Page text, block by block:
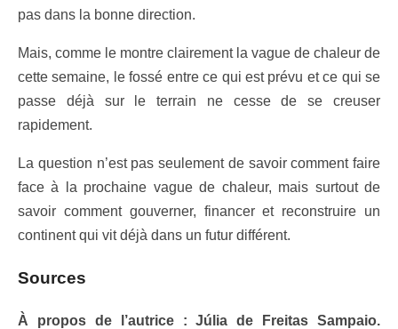
pas dans la bonne direction.
Mais, comme le montre clairement la vague de chaleur de
cette semaine, le fossé entre ce qui est prévu et ce qui se
passe déjà sur le terrain ne cesse de se creuser
rapidement.
La question n’est pas seulement de savoir comment faire
face à la prochaine vague de chaleur, mais surtout de
savoir comment gouverner, financer et reconstruire un
continent qui vit déjà dans un futur différent.
Sources
À propos de l’autrice : Júlia de Freitas Sampaio.